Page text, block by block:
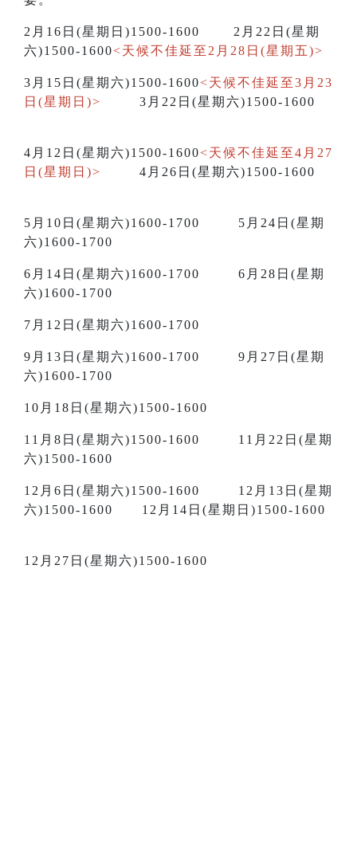
2月16日(星期日)1500-1600 2月22日(星期
六)1500-1600<天候不佳延至2月28日(星期五)>
3月15日(星期六)1500-1600<天候不佳延至3月23
日(星期日)>
3月22日(星期六)1500-1600
4月12日(星期六)1500-1600<天候不佳延至4月27
日(星期日)>
4月26日(星期六)1500-1600
5月10日(星期六)1600-1700 5月24日(星期
六)1600-1700
6月14日(星期六)1600-1700 6月28日(星期
六)1600-1700
7月12日(星期六)1600-1700
9月13日(星期六)1600-1700 9月27日(星期
六)1600-1700
10月18日(星期六)1500-1600
11月8日(星期六)1500-1600 11月22日(星期
六)1500-1600
12月6日(星期六)1500-1600 12月13日(星期
六)1500-1600 12月14日(星期日)1500-1600
12月27日(星期六)1500-1600